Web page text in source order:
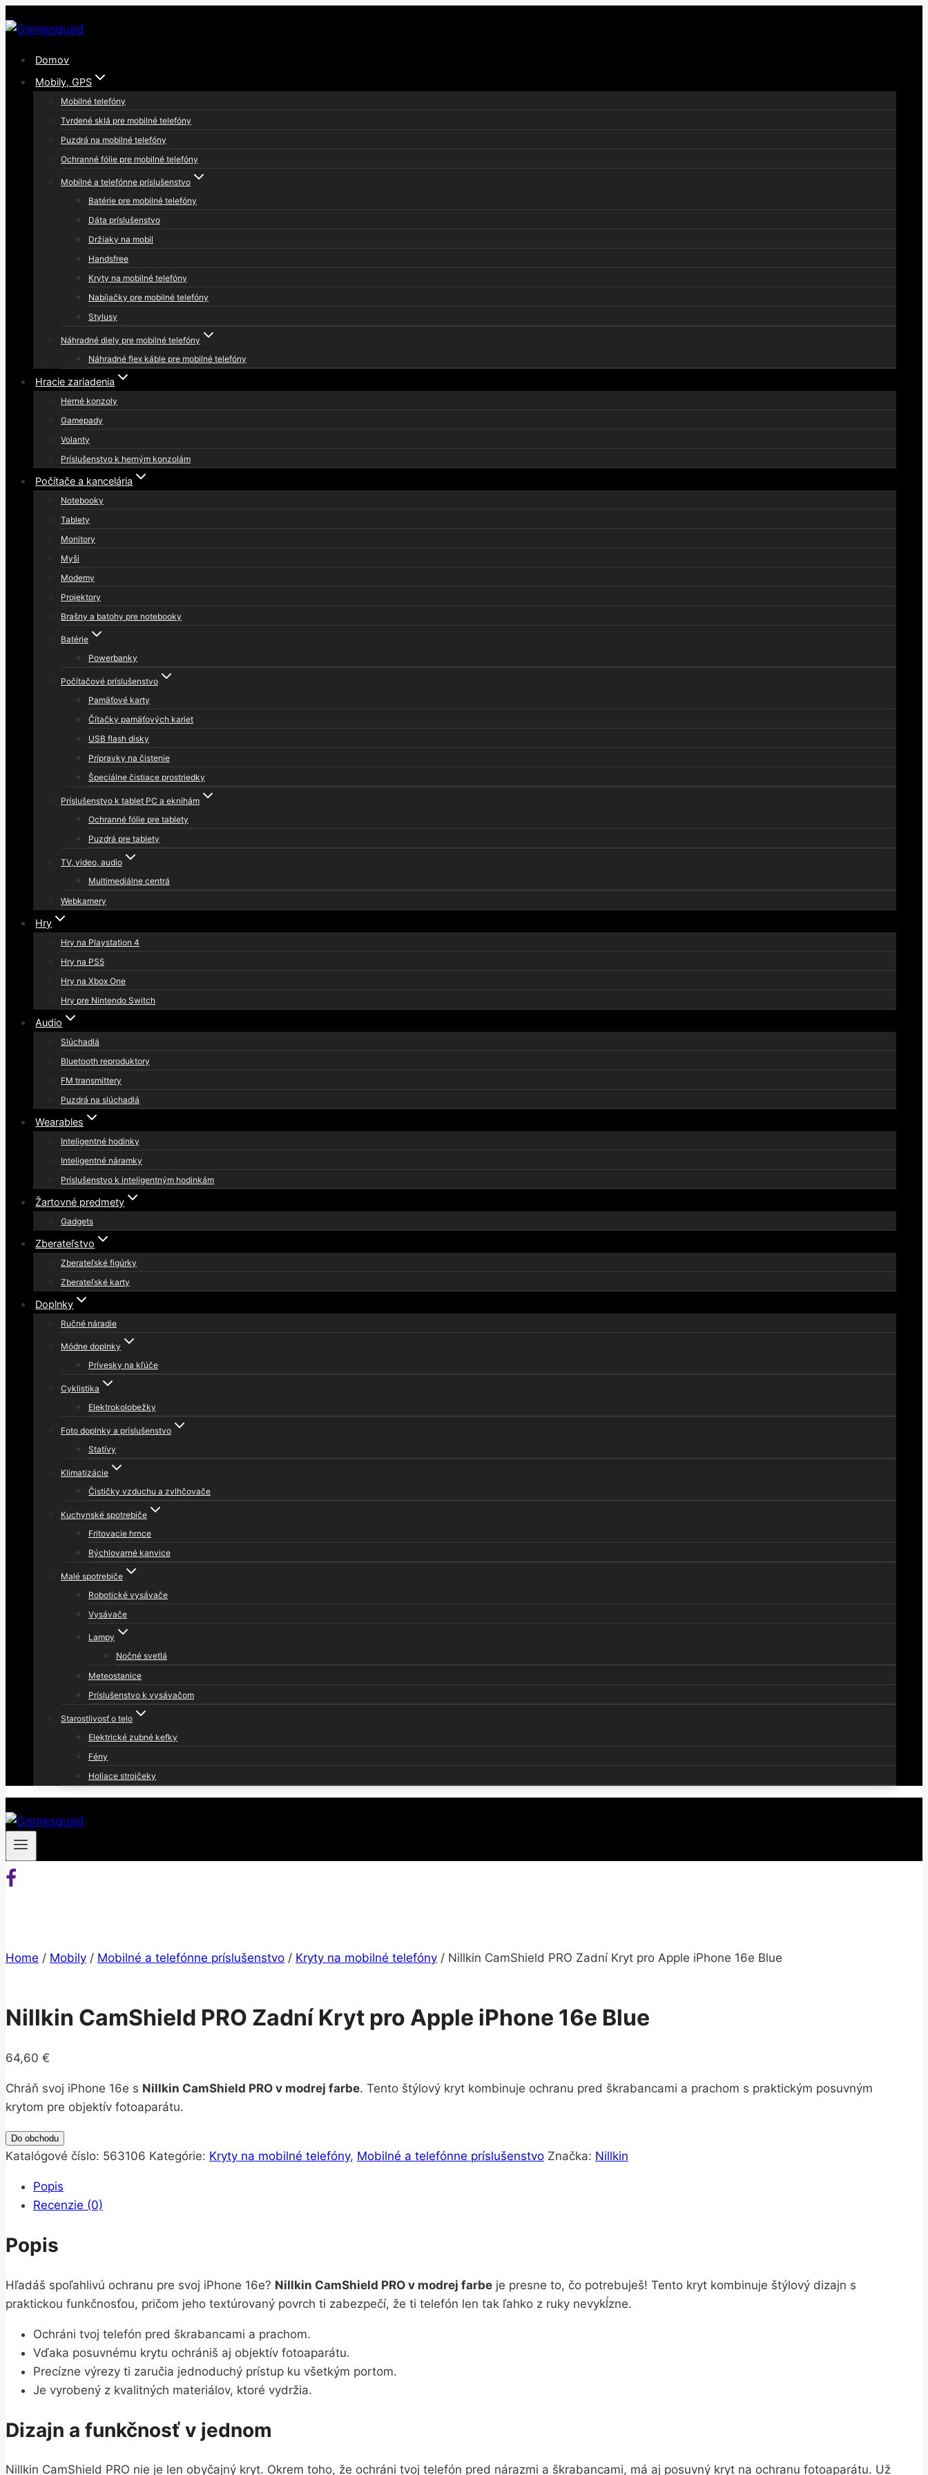
to
Domov
Mobily, GPS
Mobilné telefóny
Tvrdené sklá pre mobilné telefóny
Puzdrá na mobilné telefóny
Ochranné fólie pre mobilné telefóny
Mobilné a telefónne príslušenstvo
Batérie pre mobilné telefóny
Dáta príslušenstvo
Držiaky na mobil
Handsfree
Kryty na mobilné telefóny
Nabíjačky pre mobilné telefóny
Stylusy
Náhradné diely pre mobilné telefóny
Náhradné flex káble pre mobilné telefóny
Hracie zariadenia
Herné konzoly
Gamepady
Volanty
Príslušenstvo k herným konzolám
Počítače a kancelária
Notebooky
Tablety
Monitory
Myši
Modemy
Projektory
Brašny a batohy pre notebooky
Batérie
Powerbanky
Počítačové príslušenstvo
Pamäťové karty
Čítačky pamäťových kariet
USB flash disky
Prípravky na čistenie
Špeciálne čistiace prostriedky
Príslušenstvo k tablet PC a eknihám
Ochranné fólie pre tablety
Puzdrá pre tablety
TV, video, audio
Multimediálne centrá
Webkamery
Hry
Hry na Playstation 4
Hry na PS5
Hry na Xbox One
Hry pre Nintendo Switch
Audio
Slúchadlá
Bluetooth reproduktory
FM transmittery
Puzdrá na slúchadlá
Wearables
Inteligentné hodinky
Inteligentné náramky
Príslušenstvo k inteligentným hodinkám
Žartovné predmety
Gadgets
Zberateľstvo
Zberateľské figúrky
Zberateľské karty
Doplnky
Ručné náradie
Módne doplnky
Prívesky na kľúče
Cyklistika
Elektrokolobežky
Foto doplnky a príslušenstvo
Statívy
Klimatizácie
Čističky vzduchu a zvlhčovače
Kuchynské spotrebiče
Fritovacie hrnce
Rýchlovarné kanvice
Malé spotrebiče
Robotické vysávače
Vysávače
Lampy
Nočné svetlá
Meteostanice
Príslušenstvo k vysávačom
Starostlivosť o telo
Elektrické zubné kefky
Fény
Holiace strojčeky
Home / Mobily / Mobilné a telefónne príslušenstvo / Kryty na mobilné telefóny / Nillkin CamShield PRO Zadní Kryt pro Apple iPhone 16e Blue
Nillkin CamShield PRO Zadní Kryt pro Apple iPhone 16e Blue
64,60 €
Chráň svoj iPhone 16e s Nillkin CamShield PRO v modrej farbe. Tento štýlový kryt kombinuje ochranu pred škrabancami a prachom s praktickým posuvným
krytom pre objektív fotoaparátu.
Do obchodu
Katalógové číslo: 563106 Kategórie: Kryty na mobilné telefóny, Mobilné a telefónne príslušenstvo Značka: Nillkin
Popis
Recenzie (0)
Popis
Hľadáš spoľahlivú ochranu pre svoj iPhone 16e? Nillkin CamShield PRO v modrej farbe je presne to, čo potrebuješ! Tento kryt kombinuje štýlový dizajn s
praktickou funkčnosťou, pričom jeho textúrovaný povrch ti zabezpečí, že ti telefón len tak ľahko z ruky nevykĺzne.
Ochráni tvoj telefón pred škrabancami a prachom.
Vďaka posuvnému krytu ochrániš aj objektív fotoaparátu.
Precízne výrezy ti zaručia jednoduchý prístup ku všetkým portom.
Je vyrobený z kvalitných materiálov, ktoré vydržia.
Dizajn a funkčnosť v jednom
Nillkin CamShield PRO nie je len obyčajný kryt. Okrem toho, že ochráni tvoj telefón pred nárazmi a škrabancami, má aj posuvný kryt na ochranu fotoaparátu. Už